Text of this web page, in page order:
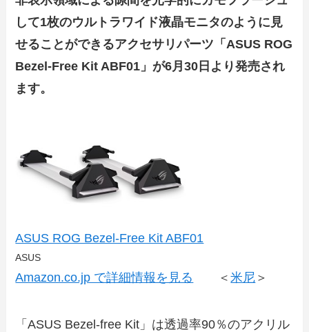
して1枚のウルトラワイド液晶モニタのように見
せることができるアクセサリパーツ「ASUS ROG
Bezel-Free Kit ABF01」が6月30日より発売され
ます。
ASUS ROG Bezel-Free Kit ABF01
ASUS
Amazon.co.jp で詳細情報を見る ＜米尼 ＞
「ASUS Bezel-free Kit」は透過率90％のアクリル